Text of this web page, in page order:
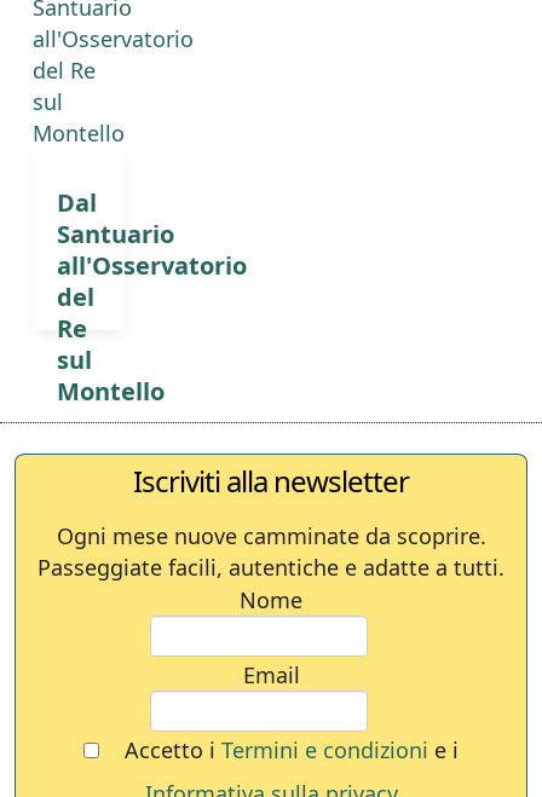
Dal
Santuario
all'Osservatorio
del
Re
sul
Montello
Iscriviti alla newsletter
Ogni mese nuove camminate da scoprire.
Passeggiate facili, autentiche e adatte a tutti.
Nome
Email
Accetto i Termini e condizioni e i